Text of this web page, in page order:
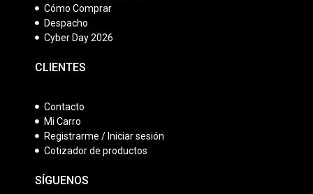
Cómo Comprar
Despacho
Cyber Day 2026
CLIENTES
Contacto
Mi Carro
Registrarme / Iniciar sesión
Cotizador de productos
SÍGUENOS